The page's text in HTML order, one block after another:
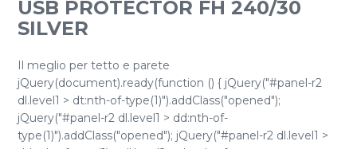
USB PROTECTOR FH 240/30
SILVER
Il meglio per tetto e parete
jQuery(document).ready(function () { jQuery("#panel-r2
dl.level1 > dt:nth-of-type(1)").addClass("opened");
jQuery("#panel-r2 dl.level1 > dd:nth-of-
type(1)").addClass("opened"); jQuery("#panel-r2 dl.level1 >